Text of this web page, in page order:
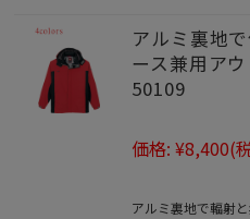
アルミ裏地
ース兼用ア
50109
価格: ¥8,400(
アルミ裏地で輻射